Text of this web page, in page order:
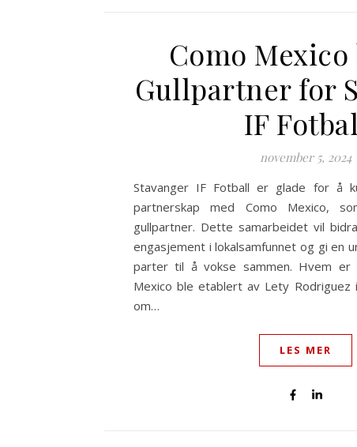
Como
Gullpartner for
IF
november 5, 2024
Stavanger IF Fotball er glade for å
partnerskap med Como Mexico,
gullpartner. Dette samarbeidet vil
engasjement i lokalsamfunnet og gi en
parter til å vokse sammen. Hvem er
Mexico ble etablert av Lety Rodriguez
om…
LES MER